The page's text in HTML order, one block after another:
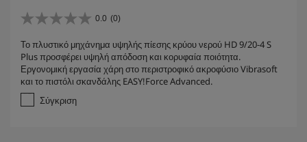
0.0 (0)
0
0
α
π
ό
α
Το πλυστικό μηχάνημα υψηλής πίεσης κρύου νερού HD 9/20-4 S
Plus προσφέρει υψηλή απόδοση και κορυφαία ποιότητα.
Εργονομική εργασία χάρη στο περιστροφικό ακροφύσιο Vibrasoft
και το πιστόλι σκανδάλης EASY!Force Advanced.
Σύγκριση